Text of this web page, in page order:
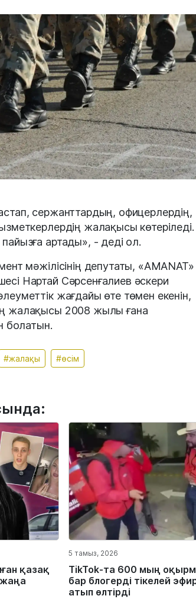
сержанттардың, офицерлердің,
жалақысы
артады», - деді ол.
мәжілісінің депутаты, «AMANAT»
Нартай Сәрсенғалиев әскери
жағдайы өте төмен екенін,
жалақысы 2008 жылы ғана
болатын.
#жалақы #өсім
қазақ
5 тамыз, 2026
TikTok-та 600 мың
бар блогерді тікелей
атып өлтірді